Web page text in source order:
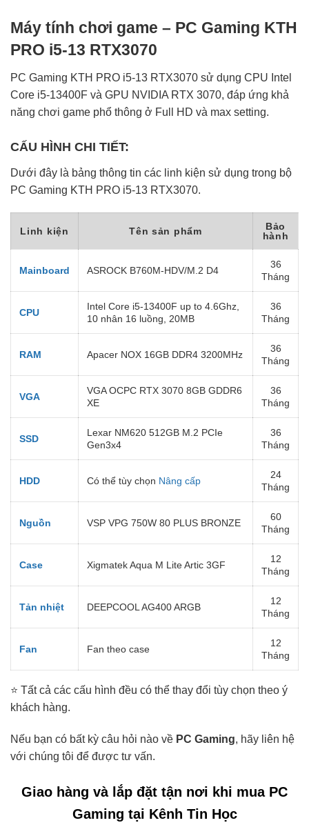
Máy tính chơi game – PC Gaming KTH
PRO i5-13 RTX3070
PC Gaming KTH PRO i5-13 RTX3070 sử dụng CPU Intel
Core i5-13400F và GPU NVIDIA RTX 3070, đáp ứng khả
năng chơi game phổ thông ở Full HD và max setting.
CẤU HÌNH CHI TIẾT:
Dưới đây là bảng thông tin các linh kiện sử dụng trong bộ
PC Gaming KTH PRO i5-13 RTX3070.
Linh kiện Tên sản phẩm
Bảo
hành
Mainboard ASROCK B760M-HDV/M.2 D4
36
Tháng
CPU
Intel Core i5-13400F up to 4.6Ghz,
10 nhân 16 luồng, 20MB
36
Tháng
RAM Apacer NOX 16GB DDR4 3200MHz
36
Tháng
VGA
VGA OCPC RTX 3070 8GB GDDR6
XE
36
Tháng
SSD
Lexar NM620 512GB M.2 PCIe
Gen3x4
36
Tháng
HDD Có thể tùy chọn Nâng cấp
24
Tháng
Nguồn VSP VPG 750W 80 PLUS BRONZE
60
Tháng
Case Xigmatek Aqua M Lite Artic 3GF
12
Tháng
Tản nhiệt DEEPCOOL AG400 ARGB
12
Tháng
Fan Fan theo case
12
Tháng
⭐ Tất cả các cấu hình đều có thể thay đổi tùy chọn theo ý
khách hàng.
Nếu bạn có bất kỳ câu hỏi nào về PC Gaming, hãy liên hệ
với chúng tôi để được tư vấn.
Giao hàng và lắp đặt tận nơi khi mua PC
Gaming tại Kênh Tin Học